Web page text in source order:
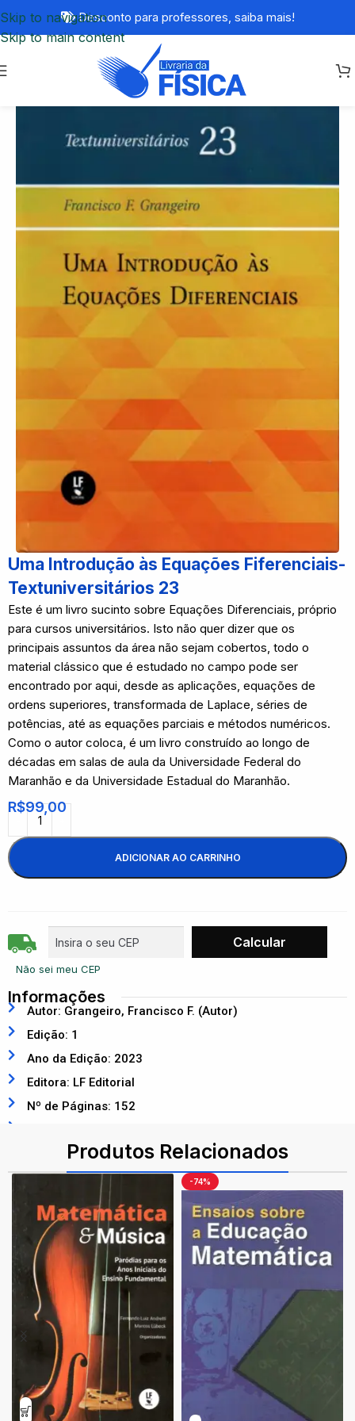
Skip to navigation
Skip to main content
Desconto para professores, saiba mais!
Uma Introdução às Equações Fiferenciais-
Textuniversitários 23
Este é um livro sucinto sobre Equações Diferenciais, próprio
para cursos universitários. Isto não quer dizer que os
principais assuntos da área não sejam cobertos, todo o
material clássico que é estudado no campo pode ser
encontrado por aqui, desde as aplicações, equações de
ordens superiores, transformada de Laplace, séries de
potências, até as equações parciais e métodos numéricos.
Como o autor coloca, é um livro construído ao longo de
décadas em salas de aula da Universidade Federal do
Maranhão e da Universidade Estadual do Maranhão.
R$99,00
ADICIONAR AO CARRINHO
Não sei meu CEP
Informações
Autor: Grangeiro, Francisco F. (Autor)
Edição: 1
Ano da Edição: 2023
Editora: LF Editorial
Nº de Páginas: 152
Produtos Relacionados
-74%